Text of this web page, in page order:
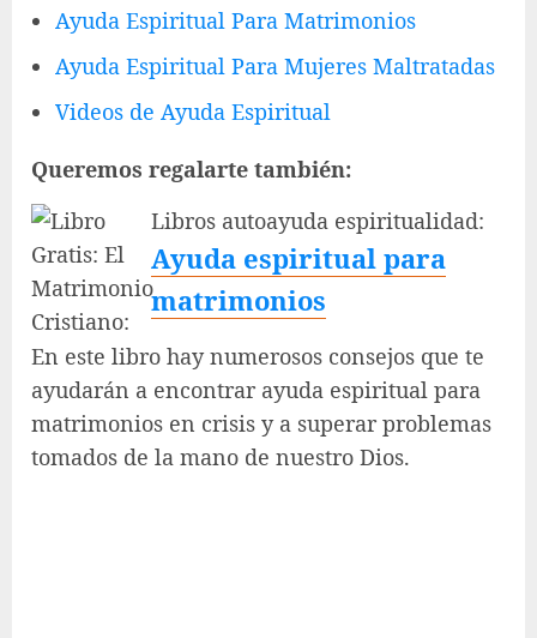
Ayuda Espiritual Para Matrimonios
Ayuda Espiritual Para Mujeres Maltratadas
Videos de Ayuda Espiritual
Queremos regalarte también:
Libros autoayuda espiritualidad:
Ayuda espiritual para
matrimonios
En este libro hay numerosos consejos que te
ayudarán a encontrar ayuda espiritual para
matrimonios en crisis y a superar problemas
tomados de la mano de nuestro Dios.